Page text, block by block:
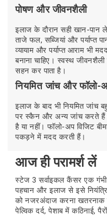
पोषण और जीवनशैली
इलाज के दौरान सही खान-पान
ताजे फल, सब्जियां और पर्याप्त
व्यायाम और पर्याप्त आराम भी
बनाना चाहिए। स्वस्थ
सहन कर पाता है।
नियमित जांच और फॉलो-
इलाज के बाद भी नियमित जांच
पर स्कैन और अन्य जांच करते हैं
है या नहीं। फॉलो-अप विजिट
पकड़ने में मदद करती हैं।
आज ही परामर्श लें
स्टेज 3 सर्वाइकल कैंसर एक
पहचान और इलाज से इसे
को नजरअंदाज करना खतरनाक
पेल्विक दर्द, पेशाब में कठिनाई,